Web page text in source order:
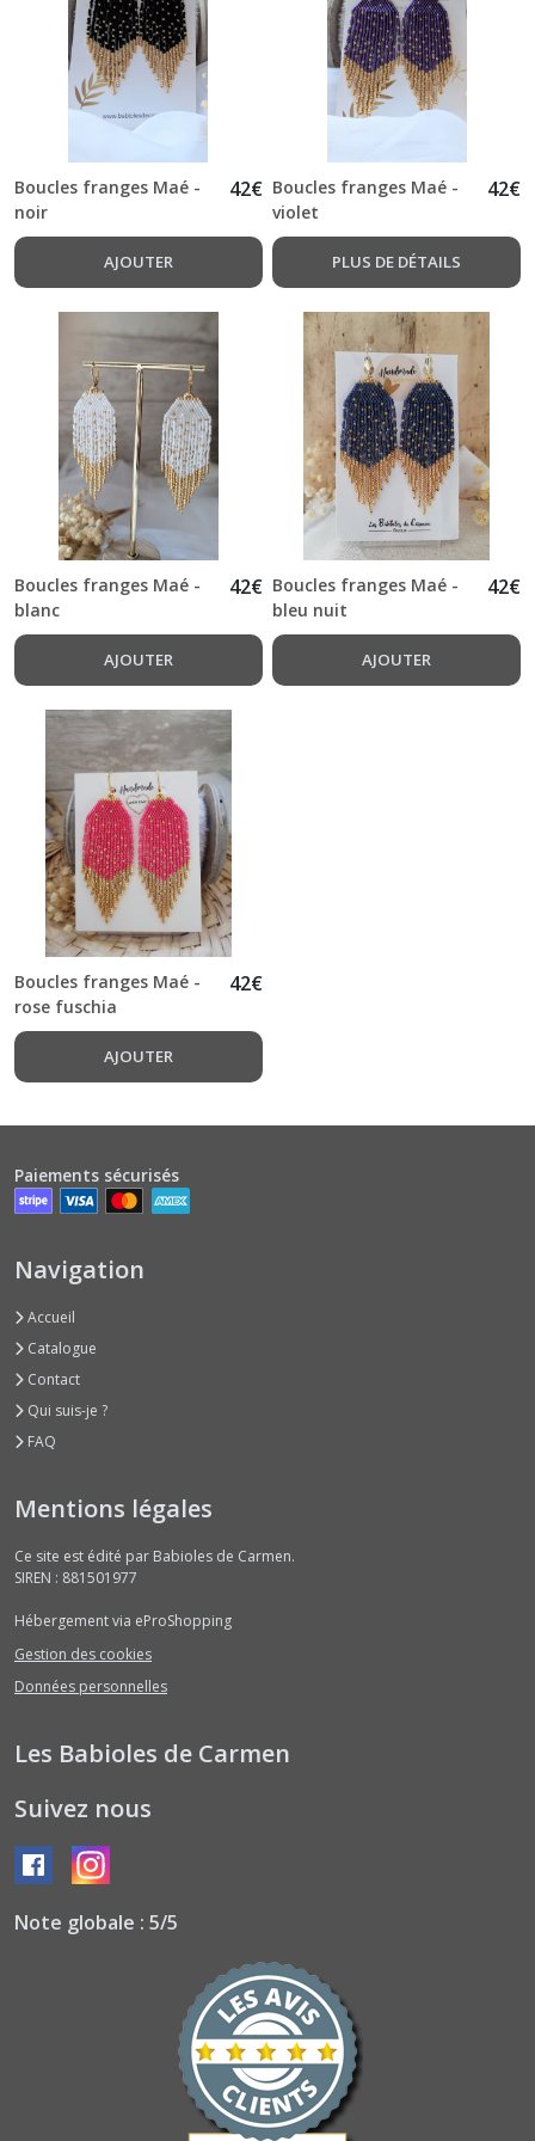
Boucles franges Maé -
noir
42€
AJOUTER
Boucles franges Maé -
violet
42€
PLUS DE DÉTAILS
Boucles franges Maé -
blanc
42€
AJOUTER
Boucles franges Maé -
bleu nuit
42€
AJOUTER
Boucles franges Maé -
rose fuschia
42€
AJOUTER
Suzane
(8)
Mondrian
Les
Cheyennes
(6)
Les
Pénélopes
les
résultats
Paiements sécurisés
Navigation
Accueil
Catalogue
Contact
Qui suis-je ?
FAQ
Mentions légales
Ce site est édité par Babioles de Carmen.
SIREN : 881501977
Hébergement via eProShopping
Gestion des cookies
Données personnelles
Les Babioles de Carmen
Suivez nous
Note globale : 5/5